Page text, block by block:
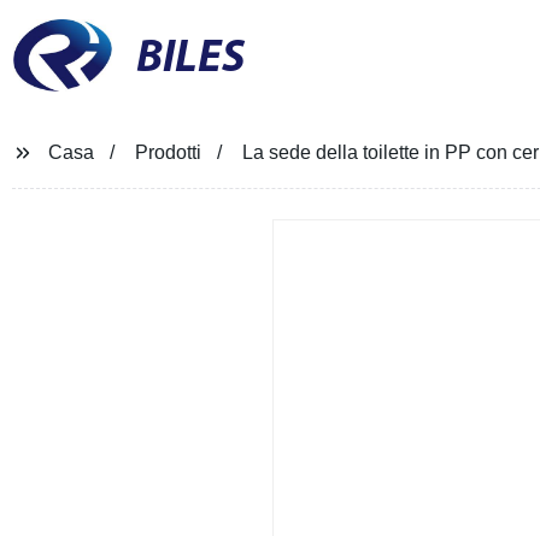
BILES
Casa Prodotti La sede della toilette in PP con